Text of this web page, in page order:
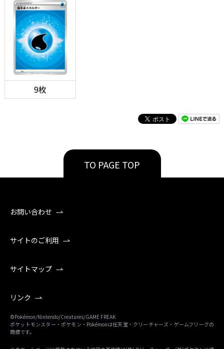
9枚
TO PAGE TOP
お問い合わせ
サイトのご利用
サイトマップ
リンク
©Pokémon/Nintendo/Creatures/GAME FREAK
ポケットモンスター・ポケモン・Pokémonは任天堂・クリーチャーズ・ゲームフリークの
商標です。